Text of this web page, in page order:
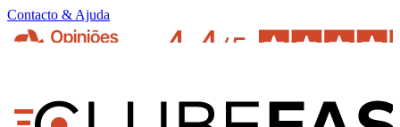
Contacto & Ajuda